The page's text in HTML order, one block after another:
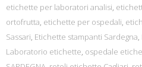
etichette per laboratori analisi,
ortofrutta, etichette per ospedali,
Sassari, Etichette stampanti Sardegna,
Laboratorio etichette, ospedale